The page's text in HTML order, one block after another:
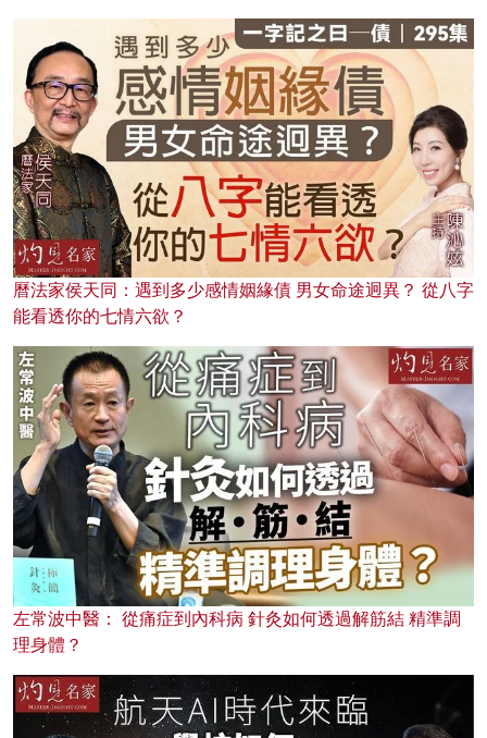
曆法家侯天同：遇到多少感情姻緣債 男女命途迥異？ 從八字
能看透你的七情六欲？
左常波中醫： 從痛症到內科病 針灸如何透過解筋結 精準調
理身體？